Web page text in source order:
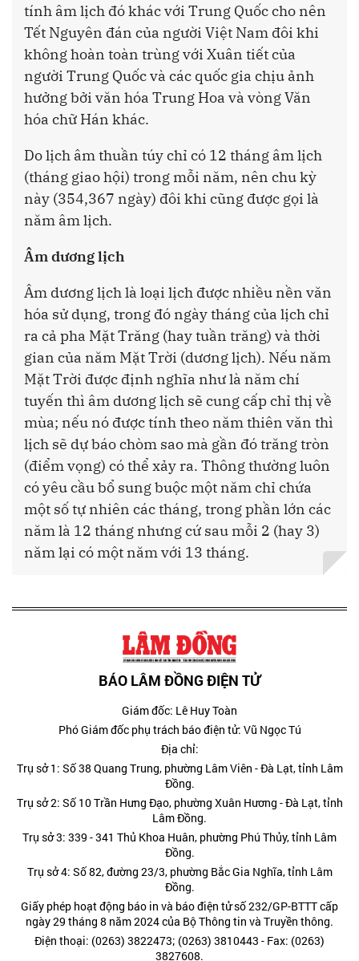
tính âm lịch đó khác với Trung Quốc cho nên
Tết Nguyên đán của người Việt Nam đôi khi
không hoàn toàn trùng với Xuân tiết của
người Trung Quốc và các quốc gia chịu ảnh
hưởng bởi văn hóa Trung Hoa và vòng Văn
hóa chữ Hán khác.
Do lịch âm thuần túy chỉ có 12 tháng âm lịch
(tháng giao hội) trong mỗi năm, nên chu kỳ
này (354,367 ngày) đôi khi cũng được gọi là
năm âm lịch.
Âm dương lịch
Âm dương lịch là loại lịch được nhiều nền văn
hóa sử dụng, trong đó ngày tháng của lịch chỉ
ra cả pha Mặt Trăng (hay tuần trăng) và thời
gian của năm Mặt Trời (dương lịch). Nếu năm
Mặt Trời được định nghĩa như là năm chí
tuyến thì âm dương lịch sẽ cung cấp chỉ thị về
mùa; nếu nó được tính theo năm thiên văn thì
lịch sẽ dự báo chòm sao mà gần đó trăng tròn
(điểm vọng) có thể xảy ra. Thông thường luôn
có yêu cầu bổ sung buộc một năm chỉ chứa
một số tự nhiên các tháng, trong phần lớn các
năm là 12 tháng nhưng cứ sau mỗi 2 (hay 3)
năm lại có một năm với 13 tháng.
BÁO LÂM ĐỒNG ĐIỆN TỬ
Giám đốc: Lê Huy Toàn
Phó Giám đốc phụ trách báo điện tử: Vũ Ngọc Tú
Địa chỉ:
Trụ sở 1: Số 38 Quang Trung, phường Lâm Viên - Đà Lạt, tỉnh Lâm
Đồng.
Trụ sở 2: Số 10 Trần Hưng Đạo, phường Xuân Hương - Đà Lạt, tỉnh
Lâm Đồng.
Trụ sở 3: 339 - 341 Thủ Khoa Huân, phường Phú Thủy, tỉnh Lâm
Đồng.
Trụ sở 4: Số 82, đường 23/3, phường Bắc Gia Nghĩa, tỉnh Lâm
Đồng.
Giấy phép hoạt động báo in và báo điện tử số 232/GP-BTTT cấp
ngày 29 tháng 8 năm 2024 của Bộ Thông tin và Truyền thông.
Điện thoại: (0263) 3822473; (0263) 3810443 - Fax: (0263)
3827608.